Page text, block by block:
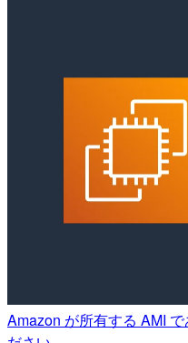
Amazon が所有する AMI